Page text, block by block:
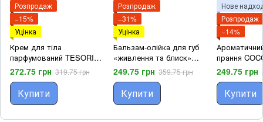
Розпродаж
−15%
Уцінка
Крем для тіла
парфумований TESORI
D'ORIENTE crema vaso
byzantium 300 мл.
272.75 грн 319.75 грн
Купити
Розпродаж
−31%
Уцінка
Бальзам-олійка для губ
«живлення та блиск»
LABELLO burroc lip oil
glossy shine 5.5 мл.
249.75 грн 359.75 грн
Купити
Нове
Розпродаж
−14%
прання
249.75 грн
Купити